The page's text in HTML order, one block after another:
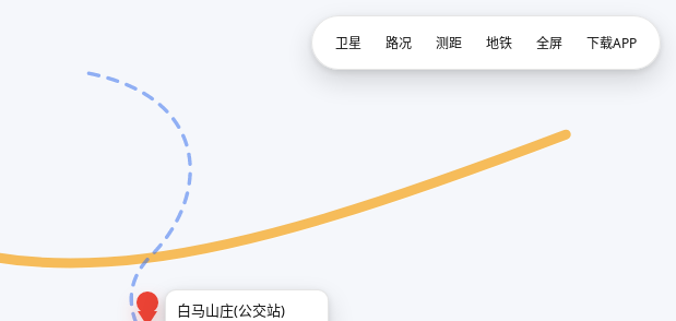
白马山庄(公交站)
卫星 路况 测距 地铁 全屏 下载APP